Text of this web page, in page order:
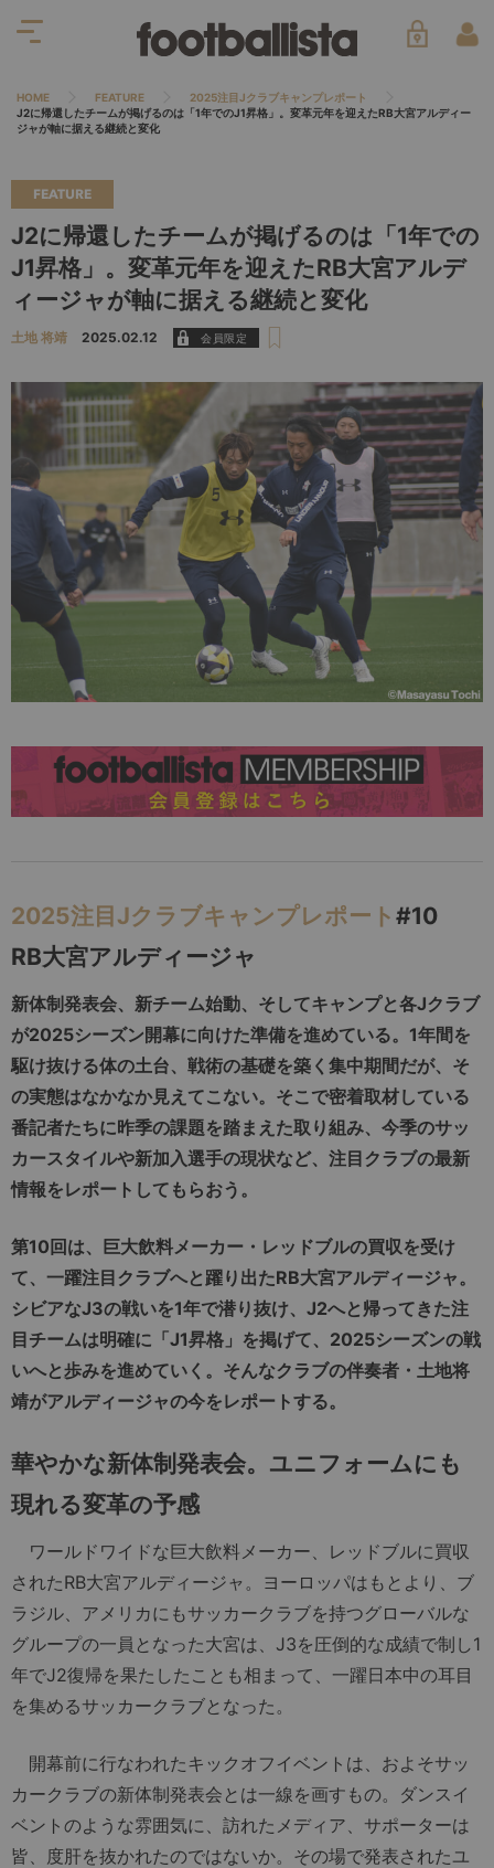
HOME FEATURE
2025注目Jクラブキャンプレポート
J2に帰還したチームが掲げるのは「1年でのJ1昇格」。変革元年を迎えたRB大宮アルディー
ジャが軸に据える継続と変化
FEATURE
J2に帰還したチームが掲げるのは「1年での
J1昇格」。変革元年を迎えたRB大宮アルデ
ィージャが軸に据える継続と変化
土地 将靖 2025.02.12
2025注目Jクラブキャンプレポート #10
RB大宮アルディージャ
新体制発表会、新チーム始動、そしてキャンプと各Jクラブ
が2025シーズン開幕に向けた準備を進めている。1年間を
駆け抜ける体の土台、戦術の基礎を築く集中期間だが、そ
の実態はなかなか見えてこない。そこで密着取材している
番記者たちに昨季の課題を踏まえた取り組み、今季のサッ
カースタイルや新加入選手の現状など、注目クラブの最新
情報をレポートしてもらおう。
第10回は、巨大飲料メーカー・レッドブルの買収を受け
て、一躍注目クラブへと躍り出たRB大宮アルディージャ。
シビアなJ3の戦いを1年で潜り抜け、J2へと帰ってきた注
目チームは明確に「J1昇格」を掲げて、2025シーズンの戦
いへと歩みを進めていく。そんなクラブの伴奏者・土地将
靖がアルディージャの今をレポートする。
華やかな新体制発表会。ユニフォームにも
現れる変革の予感
ワールドワイドな巨大飲料メーカー、レッドブルに買収
されたRB大宮アルディージャ。ヨーロッパはもとより、ブ
ラジル、アメリカにもサッカークラブを持つグローバルな
グループの一員となった大宮は、J3を圧倒的な成績で制し1
年でJ2復帰を果たしたことも相まって、一躍日本中の耳目
を集めるサッカークラブとなった。
開幕前に行なわれたキックオフイベントは、およそサッ
カークラブの新体制発表会とは一線を画すもの。ダンスイ
ベントのような雰囲気に、訪れたメディア、サポーターは
皆、度肝を抜かれたのではないか。その場で発表されたユ